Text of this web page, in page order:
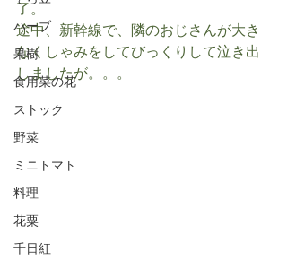
ハーブ
果樹
食用菜の花
ストック
野菜
ミニトマト
料理
花粟
千日紅
了。
途中、新幹線で、隣のおじさんが大き
なくしゃみをしてびっくりして泣き出
しましたが。。。